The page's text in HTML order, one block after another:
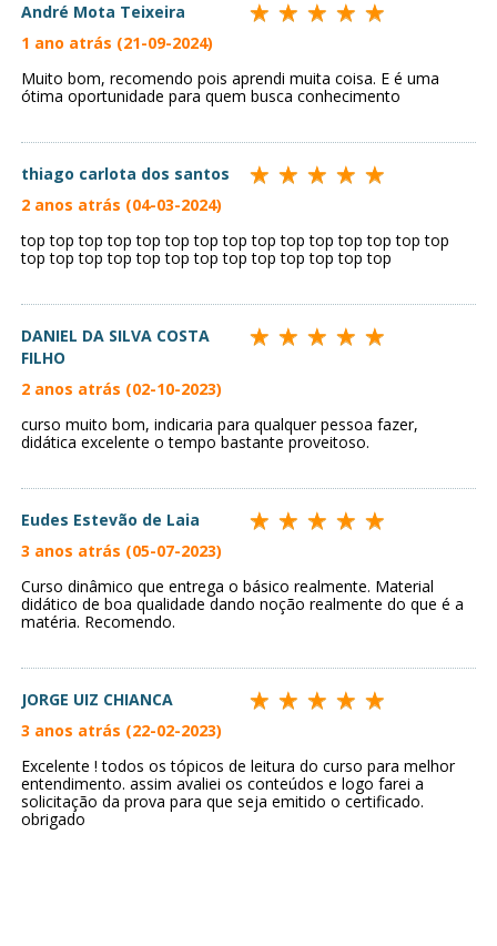
André Mota Teixeira
1 ano atrás (21-09-2024)
Muito bom, recomendo pois aprendi muita coisa. E é uma
ótima oportunidade para quem busca conhecimento
thiago carlota dos santos
2 anos atrás (04-03-2024)
top top top top top top top top top top top top top top top
top top top top top top top top top top top top top
DANIEL DA SILVA COSTA
FILHO
2 anos atrás (02-10-2023)
curso muito bom, indicaria para qualquer pessoa fazer,
didática excelente o tempo bastante proveitoso.
Eudes Estevão de Laia
3 anos atrás (05-07-2023)
Curso dinâmico que entrega o básico realmente. Material
didático de boa qualidade dando noção realmente do que é a
matéria. Recomendo.
JORGE UIZ CHIANCA
3 anos atrás (22-02-2023)
Excelente ! todos os tópicos de leitura do curso para melhor
entendimento. assim avaliei os conteúdos e logo farei a
solicitação da prova para que seja emitido o certificado.
obrigado